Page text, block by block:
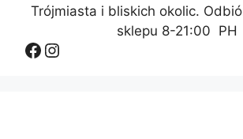
Trójmiasta i bliskich okolic.
sklepu 8-21:00 PH
Facebook
Instagram